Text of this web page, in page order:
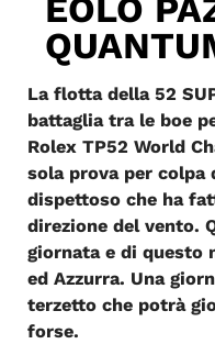
EOLO
La flotta della 52
battaglia tra le boe
Rolex TP52 World
sola prova per colpa
dispettoso che ha
direzione del vento.
giornata e di questo
ed Azzurra. Una
terzetto che potrà
forse.